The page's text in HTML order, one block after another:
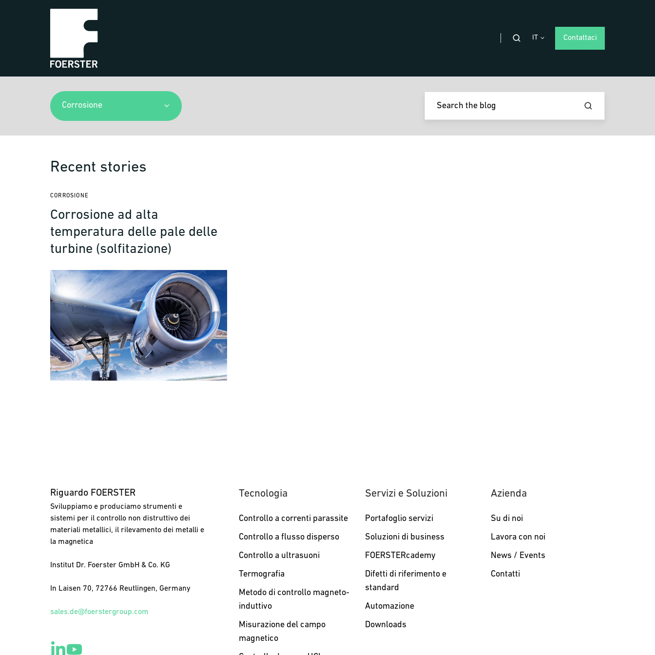
IT Contattaci
Corrosione
Recent stories
CORROSIONE
Corrosione ad alta
temperatura delle pale delle
turbine (solfitazione)
Riguardo FOERSTER
Sviluppiamo e produciamo strumenti e
sistemi per il controllo non distruttivo dei
materiali metallici, il rilevamento dei metalli e
la magnetica
Institut Dr. Foerster GmbH & Co. KG
In Laisen 70, 72766 Reutlingen, Germany
sales.de@foerstergroup.com
Tecnologia
Controllo a correnti parassite
Controllo a flusso disperso
Controllo a ultrasuoni
Termografia
Metodo di controllo magneto-
induttivo
Misurazione del campo
magnetico
Servizi e Soluzioni
Portafoglio servizi
Soluzioni di business
FOERSTERcademy
Difetti di riferimento e
standard
Automazione
Downloads
Azienda
Su di noi
Lavora con noi
News / Events
Contatti